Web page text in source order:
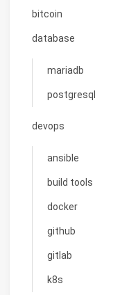
bitcoin
database
mariadb
postgresql
devops
ansible
build tools
docker
github
gitlab
k8s